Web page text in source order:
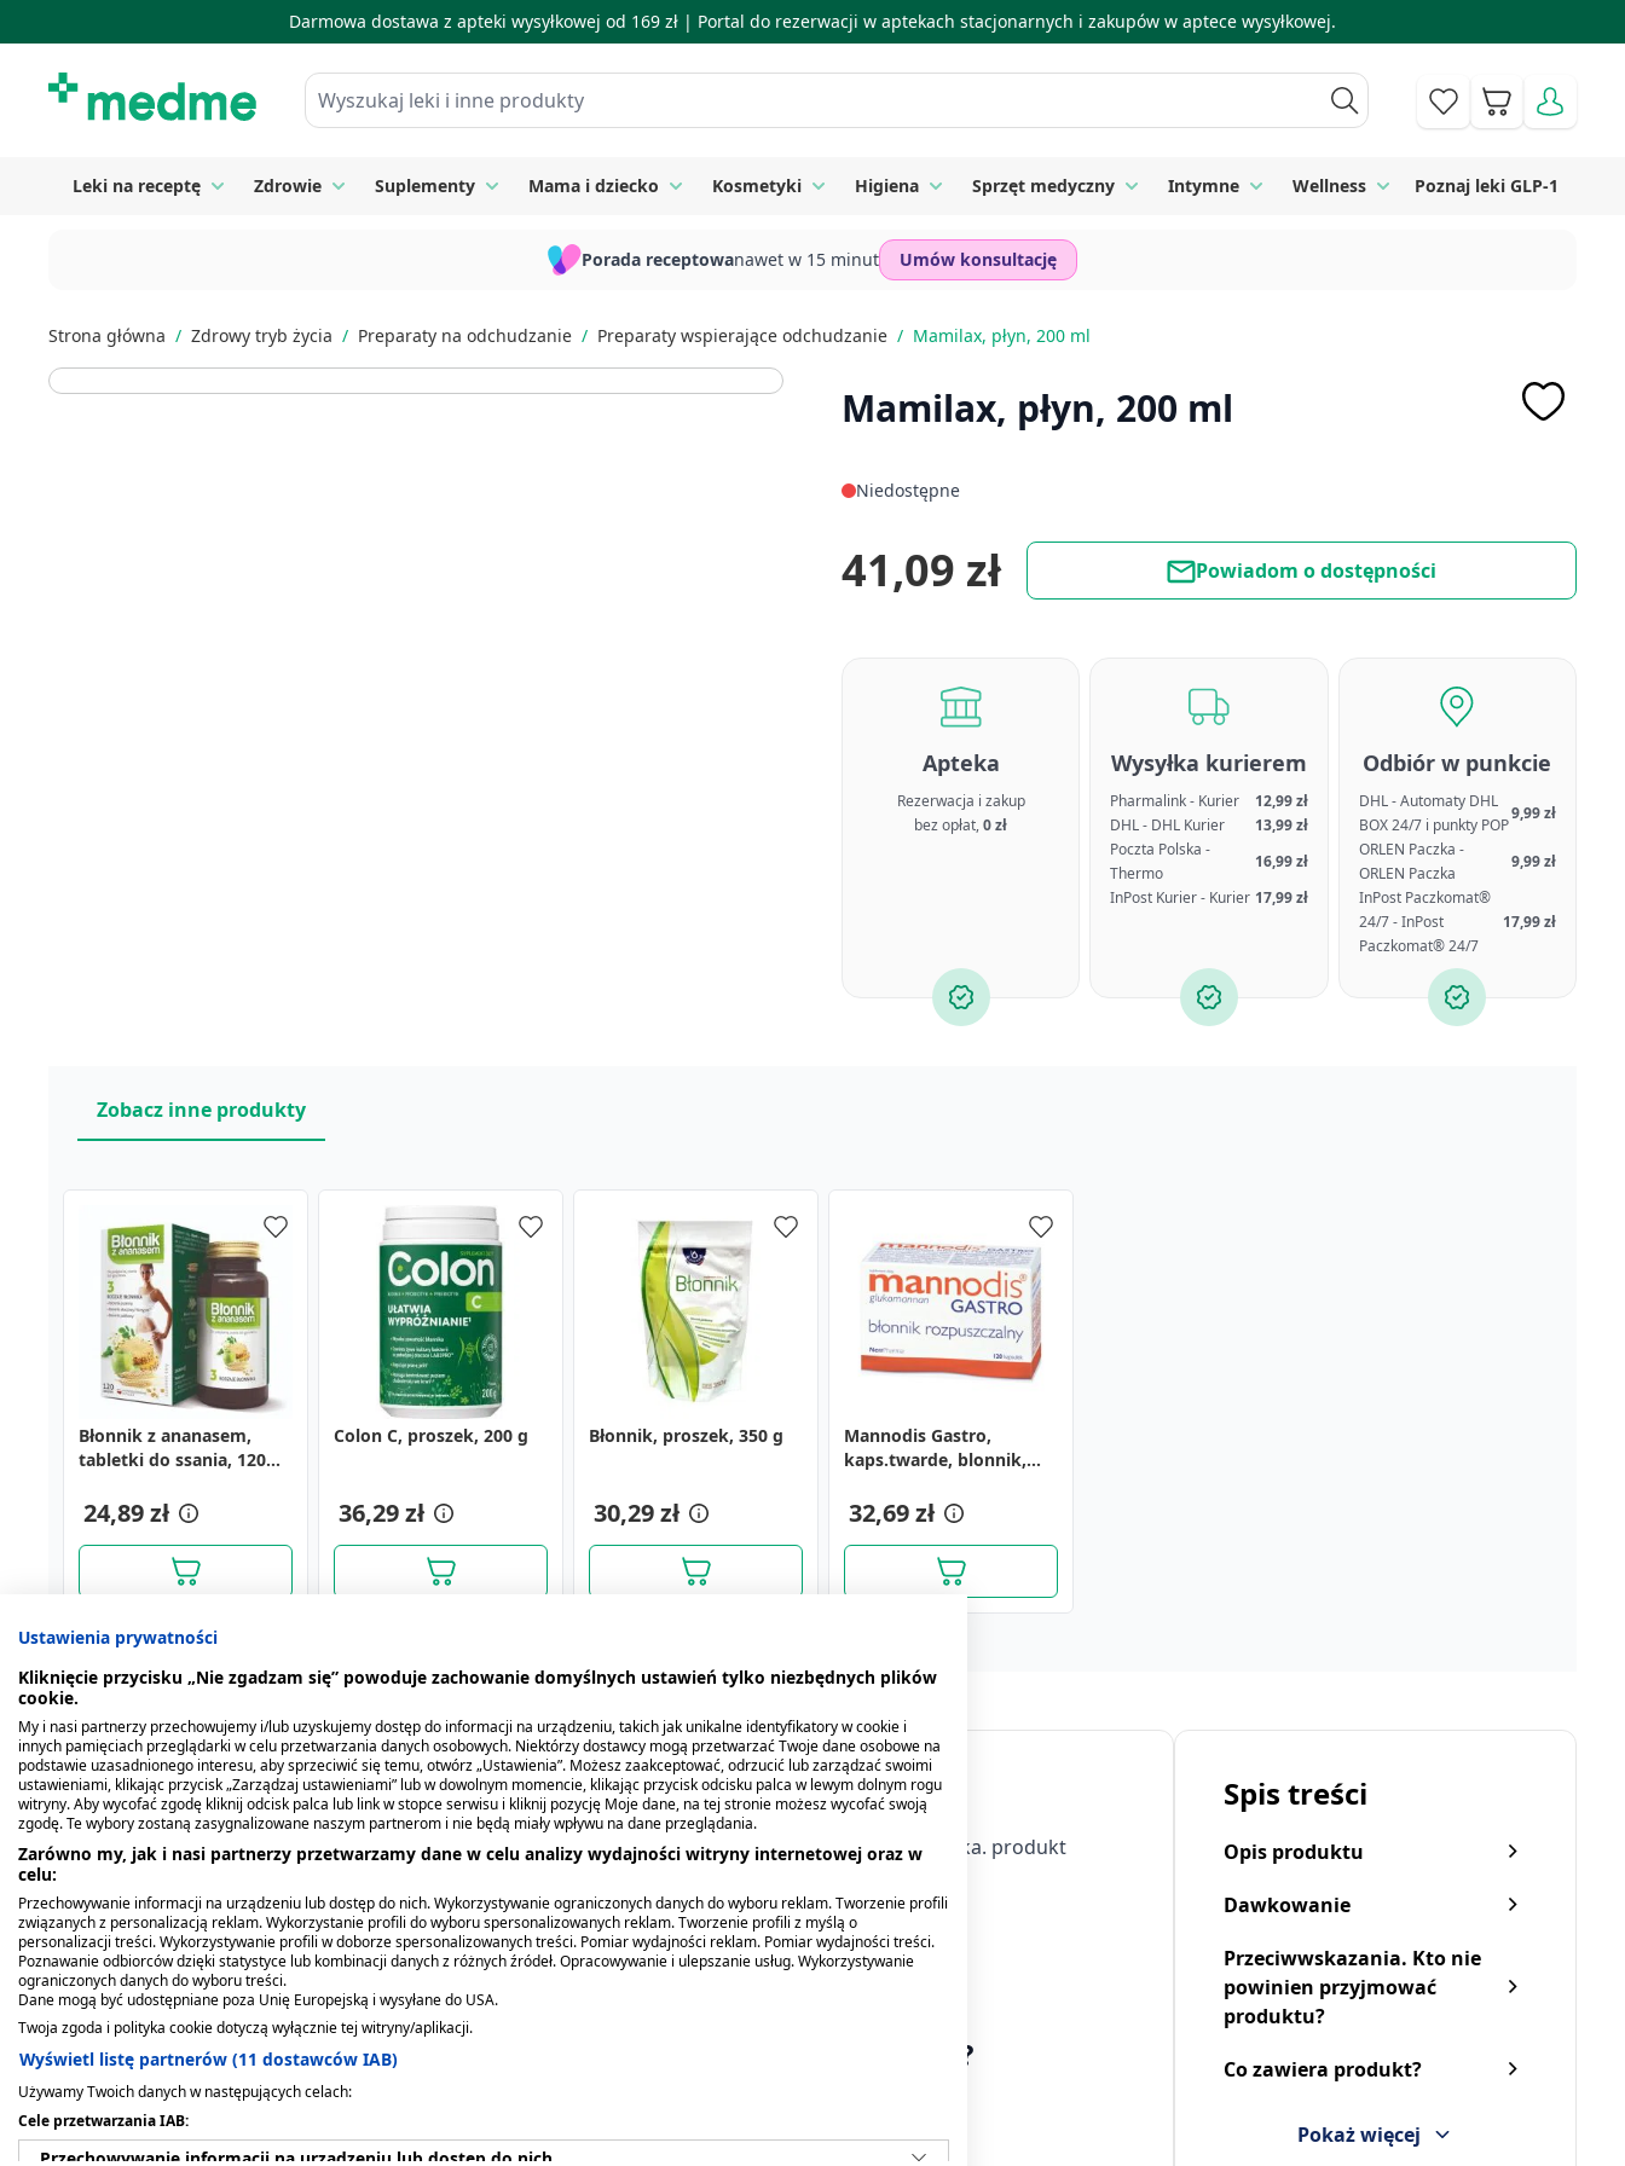
Darmowa dostawa z apteki wysyłkowej od 169 zł | Portal do rezerwacji w aptekach stacjonarnych i zakupów w aptece wysyłkowej.
Wyszukaj leki i inne produkty
Koszyk
Leki na receptę Toggle submenu for Leki na receptę
Zdrowie Toggle submenu for Zdrowie
Suplementy Toggle submenu for Suplementy
Mama i dziecko Toggle submenu for Mama i dziecko
Kosmetyki Toggle submenu for Kosmetyki
Higiena Toggle submenu for Higiena
Sprzęt medyczny Toggle submenu for Sprzęt medyczny
Intymne Toggle submenu for Intymne
Wellness Toggle submenu for Wellness
Poznaj leki GLP-1
Porada receptowanawet w 15 minut Umów konsultację
Strona główna / Zdrowy tryb życia / Preparaty na odchudzanie / Preparaty wspierające odchudzanie / Mamilax, płyn, 200 ml
Mamilax, płyn, 200 ml
Niedostępne
41,09 zł Powiadom o dostępności
Apteka
Rezerwacja i zakup
bez opłat,0 zł
Wysyłka kurierem
Pharmalink - Kurier
12,99 zł
DHL - DHL Kurier
13,99 zł
Poczta Polska -
Thermo
16,99 zł
InPost Kurier - Kurier 17,99 zł
Odbiór w punkcie
DHL - Automaty DHL
BOX 24/7 i punkty POP
9,99 zł
ORLEN Paczka -
ORLEN Paczka
9,99 zł
InPost Paczkomat®
24/7 - InPost
Paczkomat® 24/7
17,99 zł
Zobacz inne produkty
Błonnik z ananasem,
tabletki do ssania, 120
24,89 zł
Colon C, proszek, 200 g
36,29 zł
Błonnik, proszek, 350 g
30,29 zł
Mannodis Gastro,
kaps.twarde, blonnik,
32,69 zł
Spis treści
Opis produktu
Dawkowanie
Przeciwwskazania. Kto nie
powinien przyjmować
produktu?
Co zawiera produkt?
Pokaż więcej
Opis produktu
Mamilax- suplement diety zawierający surowce roślinne, które są źródłem mannitolu i błonnika. produkt
Dawkowanie
Dorośli: 2 łyżeczki płynu 2 razy dziennie.
Przeciwwskazania. Kto nie powinien przyjmować produktu?
Nie należy przekraczać zalecanej dziennej porcji.
Suplement diety nie może być stosowany jako substytut (zamiennik) zróżnicowanej diety.
Ustawienia prywatności
Kliknięcie przycisku „Nie zgadzam się” powoduje zachowanie domyślnych ustawień tylko niezbędnych plików
cookie.
My i nasi partnerzy przechowujemy i/lub uzyskujemy dostęp do informacji na urządzeniu, takich jak unikalne identyfikatory w cookie i
innych pamięciach przeglądarki w celu przetwarzania danych osobowych. Niektórzy dostawcy mogą przetwarzać Twoje dane osobowe na
podstawie uzasadnionego interesu, aby sprzeciwić się temu, otwórz „Ustawienia”. Możesz zaakceptować, odrzucić lub zarządzać swoimi
ustawieniami, klikając przycisk „Zarządzaj ustawieniami” lub w dowolnym momencie, klikając przycisk odcisku palca w lewym dolnym rogu
witryny. Aby wycofać zgodę kliknij odcisk palca lub link w stopce serwisu i kliknij pozycję Moje dane, na tej stronie możesz wycofać swoją
zgodę. Te wybory zostaną zasygnalizowane naszym partnerom i nie będą miały wpływu na dane przeglądania.
Zarówno my, jak i nasi partnerzy przetwarzamy dane w celu analizy wydajności witryny internetowej oraz w
celu:
Przechowywanie informacji na urządzeniu lub dostęp do nich. Wykorzystywanie ograniczonych danych do wyboru reklam. Tworzenie profili
związanych z personalizacją reklam. Wykorzystanie profili do wyboru spersonalizowanych reklam. Tworzenie profili z myślą o
personalizacji treści. Wykorzystywanie profili w doborze spersonalizowanych treści. Pomiar wydajności reklam. Pomiar wydajności treści.
Poznawanie odbiorców dzięki statystyce lub kombinacji danych z różnych źródeł. Opracowywanie i ulepszanie usług. Wykorzystywanie
ograniczonych danych do wyboru treści.
Dane mogą być udostępniane poza Unię Europejską i wysyłane do USA.
Twoja zgoda i polityka cookie dotyczą wyłącznie tej witryny/aplikacji.
Wyświetl listę partnerów (11 dostawców IAB)
Używamy Twoich danych w następujących celach:
Cele przetwarzania IAB:
Przechowywanie informacji na urządzeniu lub dostęp do nich